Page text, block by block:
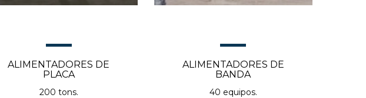
ALIMENTADORES DE
PLACA
200 tons.
ALIMENTADORES DE
BANDA
40 equipos.